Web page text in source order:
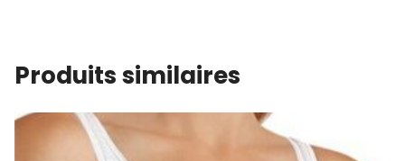
Produits similaires